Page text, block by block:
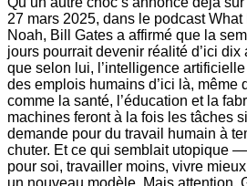
27 mars 2025, dans le podcast
Noah, Bill Gates a affirmé que la
jours pourrait devenir réalité d’ici
que selon lui, l’intelligence
des emplois humains d’ici là, même
comme la santé, l’éducation et la
machines feront à la fois les tâches
demande pour du travail humain à
chuter. Et ce qui semblait utopique
pour soi, travailler moins, vivre
un nouveau modèle. Mais attention.